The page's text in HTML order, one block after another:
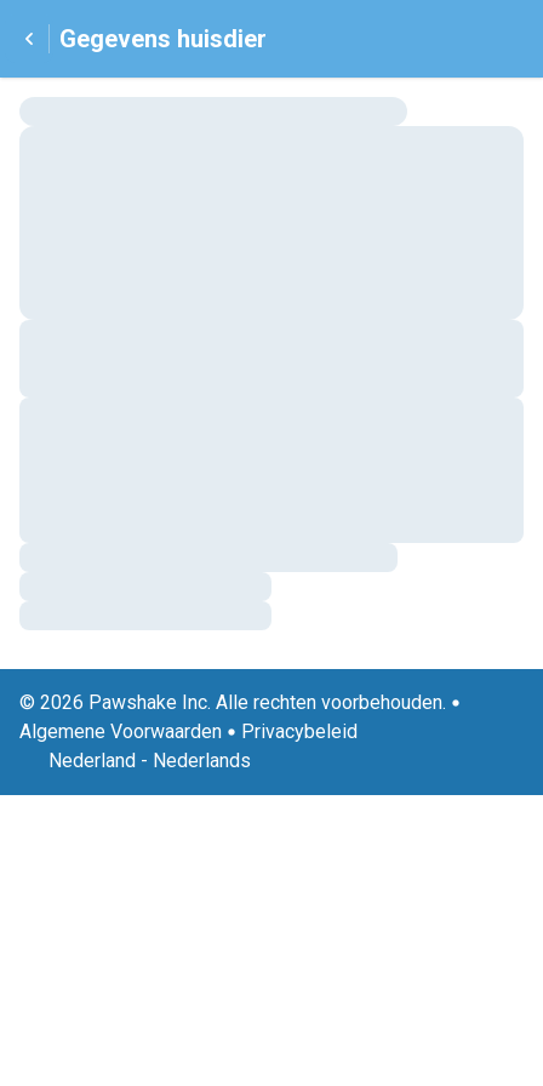
Gegevens huisdier
© 2026 Pawshake Inc. Alle rechten voorbehouden.
Algemene Voorwaarden
Privacybeleid
Nederland - Nederlands